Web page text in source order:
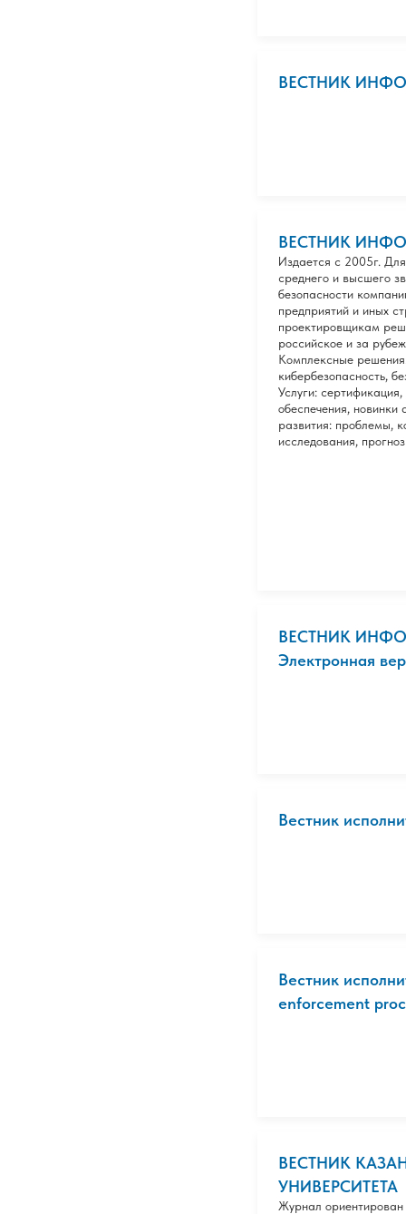
ВЕСТНИК
ВЕСТНИК
Издается с 2005г.
среднего и высшего
безопасности
предприятий и иных
проектировщикам
российское и за
Комплексные
кибербезопасность,
Услуги:
обеспечения, новинки
развития: проблемы,
исследования,
ВЕСТНИК
Электронная
Вестник
Вестник
enforcement
ВЕСТНИК
УНИВЕРСИТЕТА
Журнал